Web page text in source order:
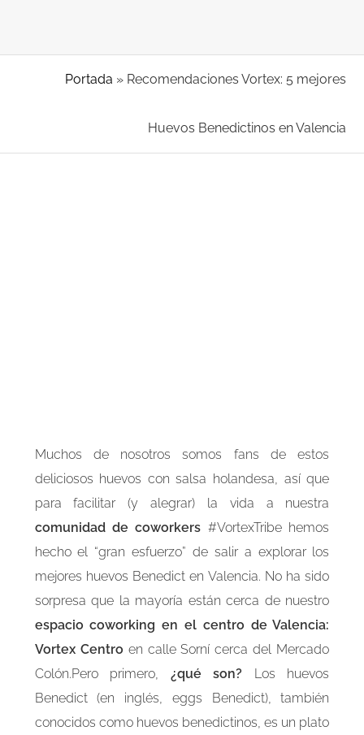
Portada » Recomendaciones Vortex: 5 mejores
Huevos Benedictinos en Valencia
Muchos de nosotros somos fans de estos
deliciosos huevos con salsa holandesa, así que
para facilitar (y alegrar) la vida a nuestra
comunidad de coworkers #VortexTribe hemos
hecho el “gran esfuerzo” de salir a explorar los
mejores huevos Benedict en Valencia. No ha sido
sorpresa que la mayoría están cerca de nuestro
espacio coworking en el centro de Valencia:
Vortex Centro en calle Sorní cerca del Mercado
Colón.Pero primero, ¿qué son? Los huevos
Benedict (en inglés, eggs Benedict), también
conocidos como huevos benedictinos, es un plato